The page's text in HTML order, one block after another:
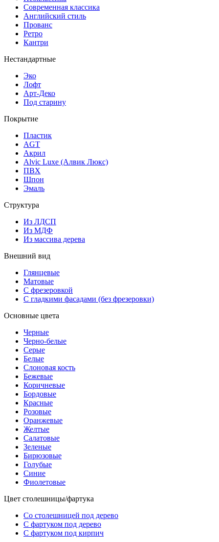
Современная классика
Английский стиль
Прованс
Ретро
Кантри
Нестандартные
Эко
Лофт
Арт-Деко
Под старину
Покрытие
Пластик
AGT
Акрил
Alvic Luxe (Алвик Люкс)
ПВХ
Шпон
Эмаль
Структура
Из ЛДСП
Из МДФ
Из массива дерева
Внешний вид
Глянцевые
Матовые
С фрезеровкой
С гладкими фасадами (без фрезеровки)
Основные цвета
Черные
Черно-белые
Серые
Белые
Слоновая кость
Бежевые
Коричневые
Бордовые
Красные
Розовые
Оранжевые
Желтые
Салатовые
Зеленые
Бирюзовые
Голубые
Синие
Фиолетовые
Цвет столешницы/фартука
Со столешницей под дерево
С фартуком под дерево
С фартуком под кирпич